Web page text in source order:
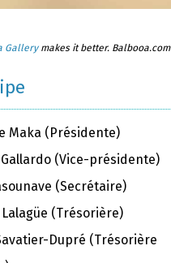
Gallerymakes it better. Balbooa.com
Maka (Présidente)
(Vice-présidente)
(Secrétaire)
Lalagüe (Trésorière)
Dupré (Trésorière